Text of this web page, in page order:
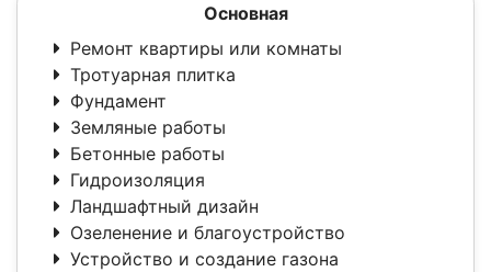
Основная
Ремонт квартиры или комнаты
Тротуарная плитка
Фундамент
Земляные работы
Бетонные работы
Гидроизоляция
Ландшафтный дизайн
Озеленение и благоустройство
Устройство и создание газона